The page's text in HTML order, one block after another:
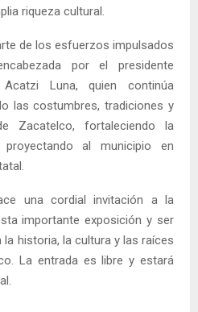
riqueza cultural.
de los esfuerzos impulsados
por el presidente
Luna, quien continúa
las costumbres, tradiciones y
Zacatelco, fortaleciendo la
al municipio en
una cordial invitación a la
importante exposición y ser
historia, la cultura y las raíces
La entrada es libre y estará